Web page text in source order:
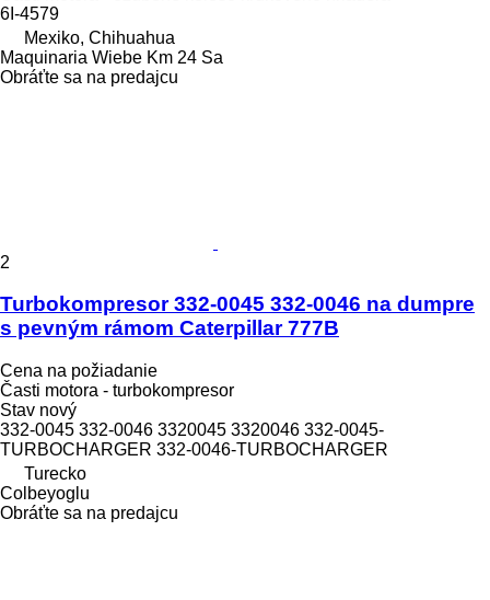
6I-4579
Mexiko, Chihuahua
Maquinaria Wiebe Km 24 Sa
Obráťte sa na predajcu
2
Turbokompresor 332-0045 332-0046 na dumpre
s pevným rámom Caterpillar 777B
Cena na požiadanie
Časti motora - turbokompresor
Stav nový
332-0045 332-0046 3320045 3320046 332-0045-
TURBOCHARGER 332-0046-TURBOCHARGER
Turecko
Colbeyoglu
Obráťte sa na predajcu